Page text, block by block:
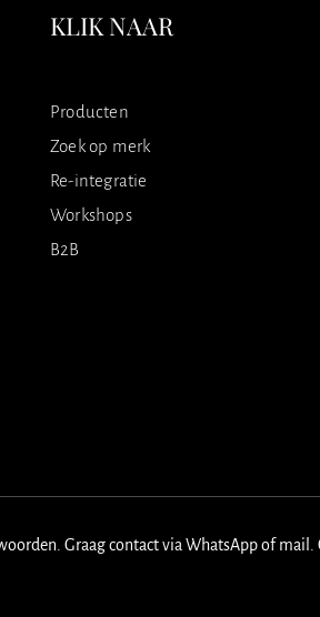
KLIK NAAR
Producten
Zoek op merk
Re-integratie
Workshops
B2B
Graag contact via WhatsApp of mail.